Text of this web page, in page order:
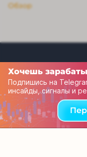
Обзор
Хочешь
Подпишись на
инсайды, сигналы и